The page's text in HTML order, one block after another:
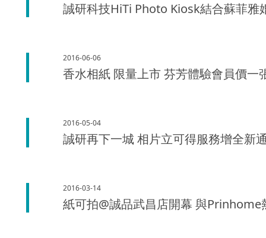
誠研科技HiTi Photo Kiosk結合蘇菲雅
2016-06-06
香水相紙 限量上市 芬芳體驗會員價
2016-05-04
誠研再下一城 相片立可得服務增全新
2016-03-14
紙可拍@誠品武昌店開幕 與